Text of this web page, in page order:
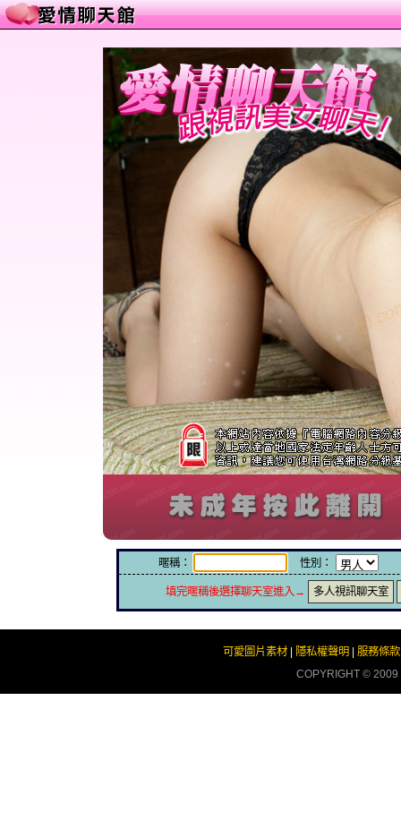
暱稱： 性別：
填完暱稱後選擇聊天室進入→ 多人視訊聊天室
可愛圖片素材| 隱私權聲明 服務條款
COPYRIGHT © 2009